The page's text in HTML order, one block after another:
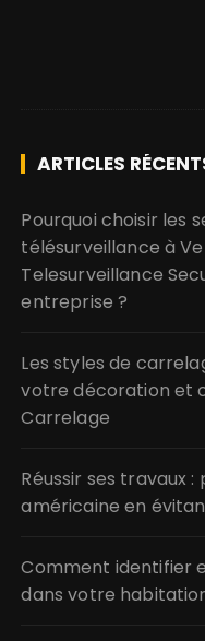
ARTICLES
Pourquoi choisir les
télésurveillance à
Telesurveillance
entreprise ?
Les styles de
votre décoration et
Carrelage
Réussir ses travaux
américaine en
Comment identifier
dans votre